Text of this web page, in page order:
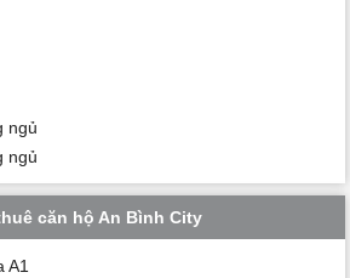
ngủ
ngủ
căn hộ An Bình City
A1